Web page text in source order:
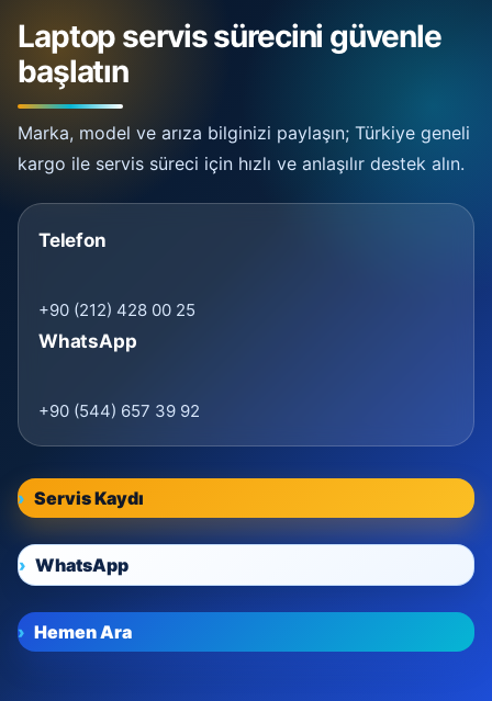
Laptop servis sürecini güvenle
başlatın
Marka, model ve arıza bilginizi paylaşın; Türkiye geneli
kargo ile servis süreci için hızlı ve anlaşılır destek alın.
Telefon
+90 (212) 428 00 25
WhatsApp
+90 (544) 657 39 92
Servis Kaydı
WhatsApp
Hemen Ara